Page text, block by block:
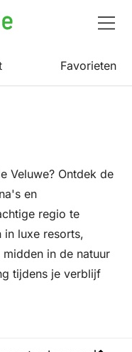
Favorieten
Veluwe? Ontdek de
en
regio te
in luxe resorts,
in de natuur
tijdens je verblijf